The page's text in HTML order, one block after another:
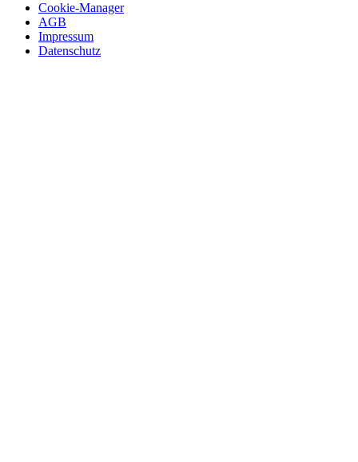
Cookie-Manager
AGB
Impressum
Datenschutz